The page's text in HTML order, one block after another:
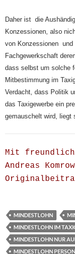
Daher ist die
Konzessionen, also
von Konzessionen
Fachgewerkschaft
dass selbst um solche
Mitbestimmung im
Verdacht, dass Politik
das Taxigewerbe ein
gemauschelt wird, liegt
Mit
Andreas
MINDESTLOHN
MINDESTLOHN IM
MINDESTLOHN NUR
MINDESTLOHN